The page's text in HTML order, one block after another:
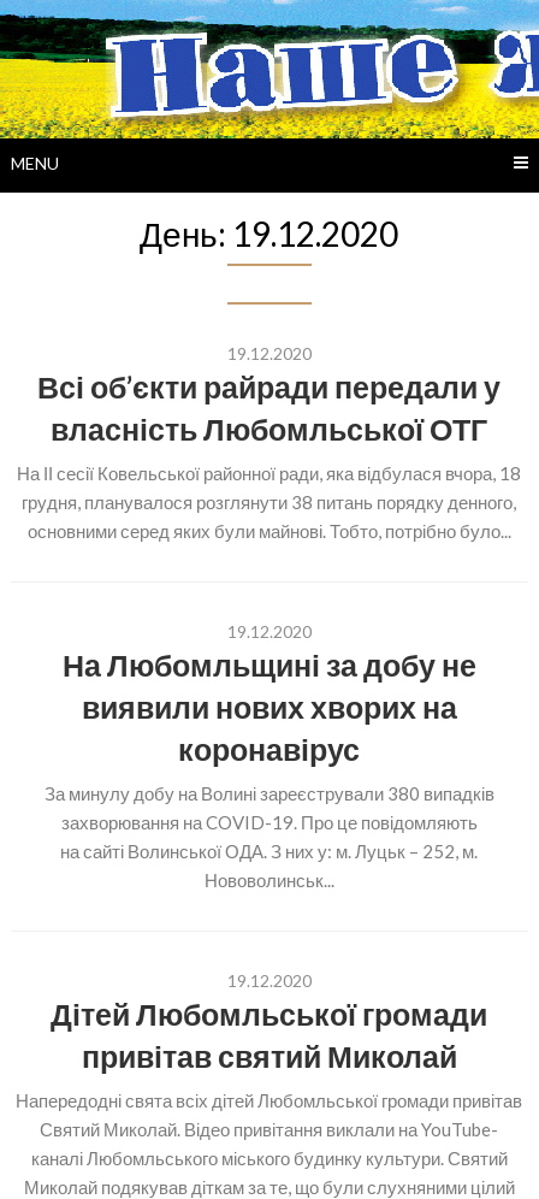
Skip
to
content
MENU
День: 19.12.2020
19.12.2020
Всі об’єкти райради передали у
власність Любомльської ОТГ
На ІІ сесії Ковельської районної ради, яка відбулася вчора, 18
грудня, планувалося розглянути 38 питань порядку денного,
основними серед яких були майнові. Тобто, потрібно було...
19.12.2020
На Любомльщині за добу не
виявили нових хворих на
коронавірус
За минулу добу на Волині зареєстрували 380 випадків
захворювання на COVID-19. Про це повідомляють
на сайті Волинської ОДА. З них у: м. Луцьк – 252, м.
Нововолинськ...
19.12.2020
Дітей Любомльської громади
привітав святий Миколай
Напередодні свята всіх дітей Любомльської громади привітав
Святий Миколай. Відео привітання виклали на YouTube-
каналі Любомльського міського будинку культури. Святий
Миколай подякував діткам за те, що були слухняними цілий